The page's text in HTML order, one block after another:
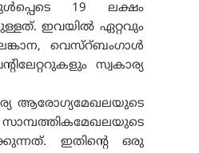
19 ലക്ഷം
ഇവയിൽ ഏറ്റവും
വെസ്‌റ്ബംഗാൾ
സ്വകാര്യ
ആരോഗ്യമേഖലയുടെ
സാമ്പത്തികമേഖലയുടെ
ഇതിന്റെ ഒരു